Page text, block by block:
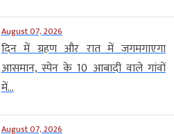
August 07, 2026
दिन में ग्रहण और रात में जगमगाएगा
आसमान, स्पेन के 10 आबादी वाले गांवों
में...
August 07, 2026